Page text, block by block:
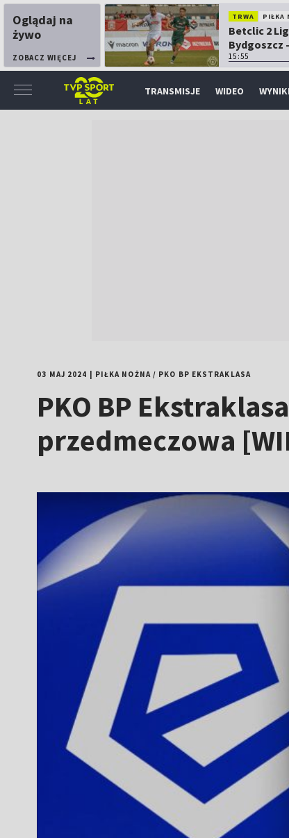
Oglądaj na
żywo
ZOBACZ WIĘCEJ
TRWA PIŁKA
Betclic 2
Bydgoszcz
15:55
TRANSMISJE WIDEO WYNIKI
03 MAJ 2024 PIŁKA NOŻNA/ PKO BP EKSTRAKLASA
PKO BP
przedmeczowa